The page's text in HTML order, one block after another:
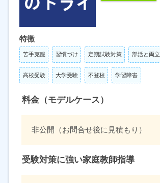
特徴
苦手克服 習慣づけ 定期試験対策 部活と両立
高校受験 大学受験 不登校 学習障害
料金（モデルケース）
非公開（お問合せ後に見積もり）
受験対策に強い家庭教師指導